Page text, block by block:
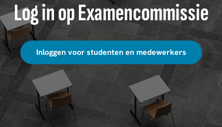
Log in op Examencommissie
Inloggen voor studenten en medewerkers